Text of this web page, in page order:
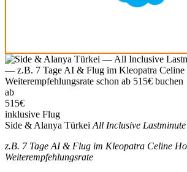
ab
515€
inklusive Flug
Side & Alanya Türkei All Inclusive
z.B. 7 Tage AI & Flug im Kleopatra Celine
Weiterempfehlungsrate